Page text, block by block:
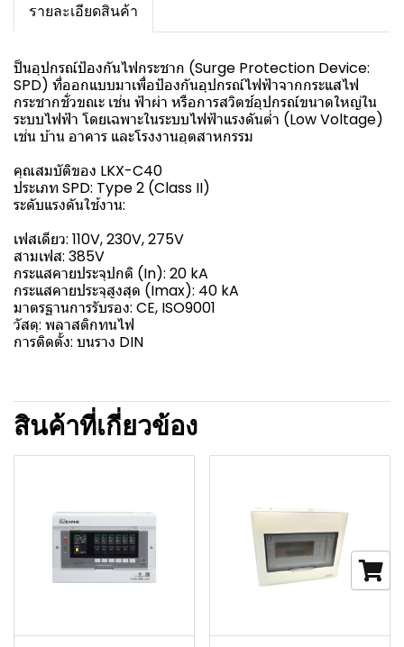
รายละเอียดสินค้า
ป็นอุปกรณ์ป้องกันไฟกระชาก (Surge Protection Device:
SPD) ที่ออกแบบมาเพื่อป้องกันอุปกรณ์ไฟฟ้าจากกระแสไฟ
กระชากชั่วขณะ เช่น ฟ้าผ่า หรือการสวิตช์อุปกรณ์ขนาดใหญ่ใน
ระบบไฟฟ้า โดยเฉพาะในระบบไฟฟ้าแรงดันต่ำ (Low Voltage)
เช่น บ้าน อาคาร และโรงงานอุตสาหกรรม
คุณสมบัติของ LKX-C40
ประเภท SPD: Type 2 (Class II)
ระดับแรงดันใช้งาน:
เฟสเดียว: 110V, 230V, 275V
สามเฟส: 385V
กระแสคายประจุปกติ (In): 20 kA
กระแสคายประจุสูงสุด (Imax): 40 kA
มาตรฐานการรับรอง: CE, ISO9001
วัสดุ: พลาสติกทนไฟ
การติดตั้ง: บนราง DIN
สินค้าที่เกี่ยวข้อง